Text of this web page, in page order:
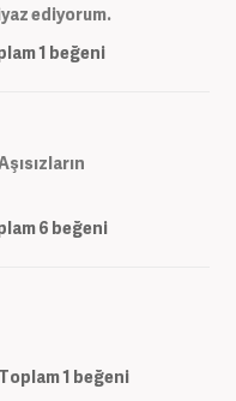
ediyorum.
1 beğeni
6 beğeni
Toplam1 beğeni